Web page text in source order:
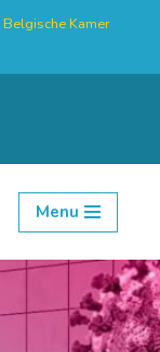
Belgische Kamer
Menu